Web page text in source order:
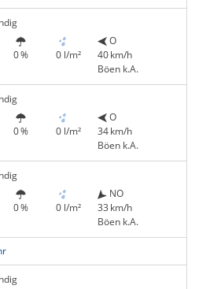
0 % 0 l/m²
O
40 km/h
Böen k.A.
0 % 0 l/m²
O
34 km/h
Böen k.A.
0 % 0 l/m²
NO
33 km/h
Böen k.A.